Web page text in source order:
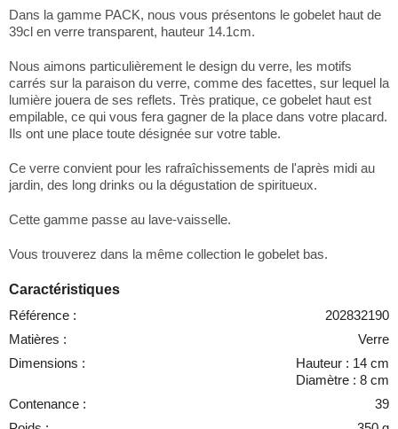
Dans la gamme PACK, nous vous présentons le gobelet haut de
39cl en verre transparent, hauteur 14.1cm.
Nous aimons particulièrement le design du verre, les motifs
carrés sur la paraison du verre, comme des facettes, sur lequel la
lumière jouera de ses reflets. Très pratique, ce gobelet haut est
empilable, ce qui vous fera gagner de la place dans votre placard.
Ils ont une place toute désignée sur votre table.
Ce verre convient pour les rafraîchissements de l'après midi au
jardin, des long drinks ou la dégustation de spiritueux.
Cette gamme passe au lave-vaisselle.
Vous trouverez dans la même collection le gobelet bas.
Caractéristiques
Référence :
202832190
Matières :
Verre
Dimensions :
Hauteur : 14 cm
Diamètre : 8 cm
Contenance :
39